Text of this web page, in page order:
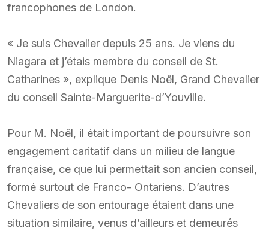
francophones de London.
« Je suis Chevalier depuis 25 ans. Je viens du
Niagara et j’étais membre du conseil de St.
Catharines », explique Denis Noël, Grand Chevalier
du conseil Sainte-Marguerite-d’Youville.
Pour M. Noël, il était important de poursuivre son
engagement caritatif dans un milieu de langue
française, ce que lui permettait son ancien conseil,
formé surtout de Franco- Ontariens. D’autres
Chevaliers de son entourage étaient dans une
situation similaire, venus d’ailleurs et demeurés